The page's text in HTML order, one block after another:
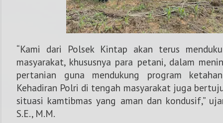
“Kami dari Polsek Kintap akan terus
masyarakat, khususnya para petani, dalam
pertanian guna mendukung program
Kehadiran Polri di tengah masyarakat juga
situasi kamtibmas yang aman dan kondusif,”
S.E., M.M.